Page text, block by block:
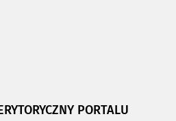
PORTALU